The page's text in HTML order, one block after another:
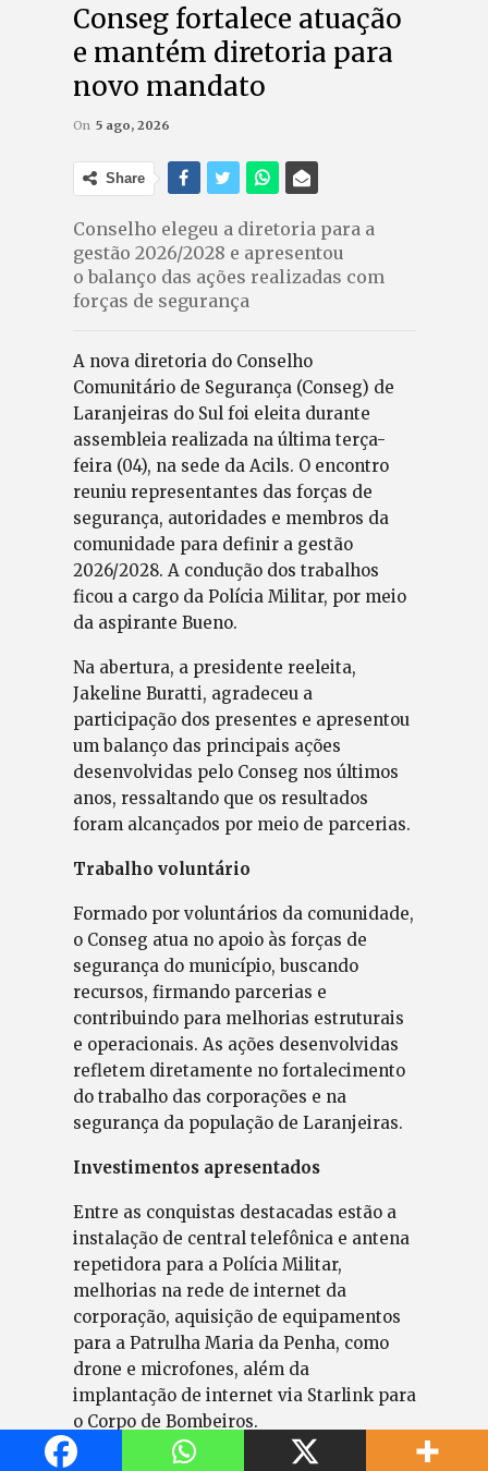
Conseg fortalece atuação
e mantém diretoria para
novo mandato
On 5 ago, 2026
Share
Conselho elegeu a diretoria para a
gestão 2026/2028 e apresentou
o balanço das ações realizadas com
forças de segurança
A nova diretoria do Conselho
Comunitário de Segurança (Conseg) de
Laranjeiras do Sul foi eleita durante
assembleia realizada na última terça-
feira (04), na sede da Acils. O encontro
reuniu representantes das forças de
segurança, autoridades e membros da
comunidade para definir a gestão
2026/2028. A condução dos trabalhos
ficou a cargo da Polícia Militar, por meio
da aspirante Bueno.
Na abertura, a presidente reeleita,
Jakeline Buratti, agradeceu a
participação dos presentes e apresentou
um balanço das principais ações
desenvolvidas pelo Conseg nos últimos
anos, ressaltando que os resultados
foram alcançados por meio de parcerias.
Trabalho voluntário
Formado por voluntários da comunidade,
o Conseg atua no apoio às forças de
segurança do município, buscando
recursos, firmando parcerias e
contribuindo para melhorias estruturais
e operacionais. As ações desenvolvidas
refletem diretamente no fortalecimento
do trabalho das corporações e na
segurança da população de Laranjeiras.
Investimentos apresentados
Entre as conquistas destacadas estão a
instalação de central telefônica e antena
repetidora para a Polícia Militar,
melhorias na rede de internet da
corporação, aquisição de equipamentos
para a Patrulha Maria da Penha, como
drone e microfones, além da
implantação de internet via Starlink para
o Corpo de Bombeiros.
Também foram citadas a reforma